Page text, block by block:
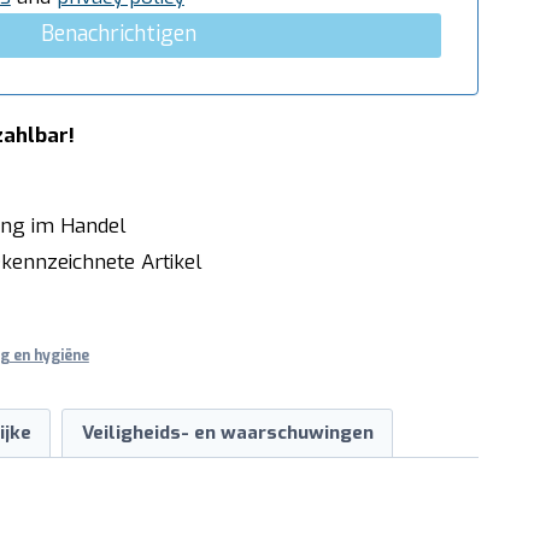
Benachrichtigen
im Handel
Artikel
en hygiëne
Veiligheids- en waarschuwingen